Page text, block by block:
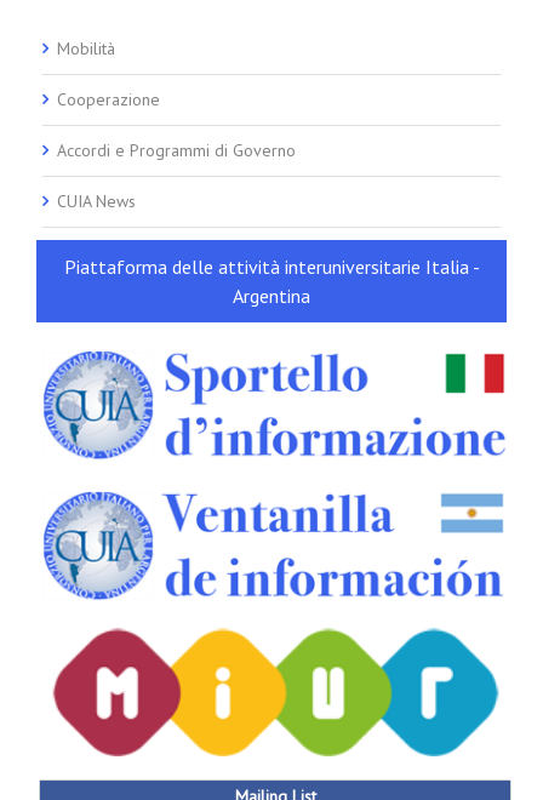
Mobilità
Cooperazione
Accordi e Programmi di Governo
CUIA News
Piattaforma delle attività interuniversitarie Italia -
Argentina